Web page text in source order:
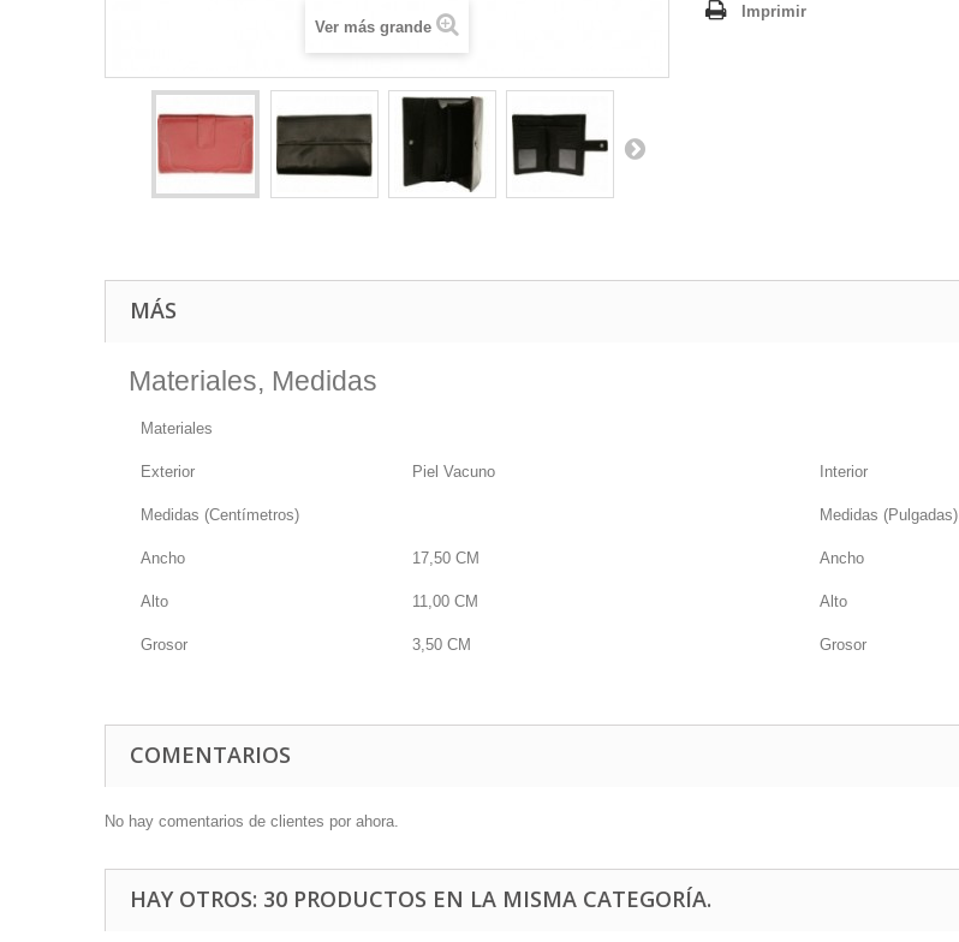
Ver más grande
Imprimir
MÁS
Materiales, Medidas
Materiales
Exterior Piel Vacuno Interior
Medidas (Centímetros) Medidas (Pulgadas)
Ancho 17,50 CM Ancho
Alto 11,00 CM Alto
Grosor 3,50 CM Grosor
COMENTARIOS
No hay comentarios de clientes por ahora.
HAY OTROS: 30 PRODUCTOS EN LA MISMA CATEGORÍA.